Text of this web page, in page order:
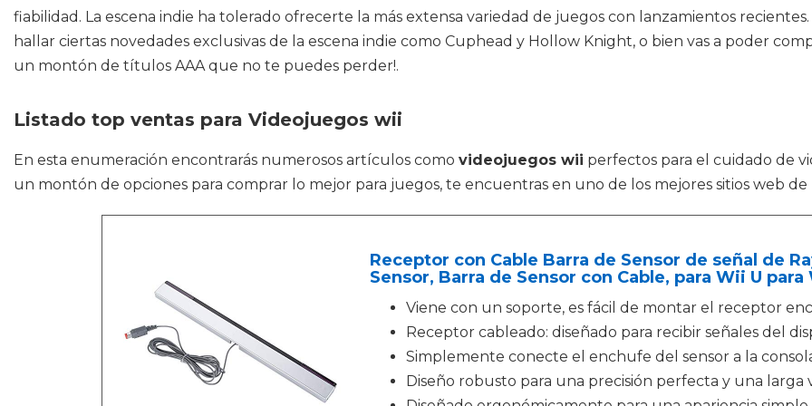
fiabilidad. La escena indie ha tolerado ofrecerte la más extensa variedad de juegos con lanzamientos
hallar ciertas novedades exclusivas de la escena indie como Cuphead y Hollow Knight, o bien vas a poder
un montón de títulos AAA que no te puedes perder!.
Listado top ventas para Videojuegos wii
En esta enumeración encontrarás numerosos artículos como videojuegos wii perfectos para el cuidado de
un montón de opciones para comprar lo mejor para juegos, te encuentras en uno de los mejores sitios web de
Receptor con Cable Barra de Sensor de señal de
Sensor, Barra de Sensor con Cable, para Wii U para
Viene con un soporte, es fácil de montar el receptor
Receptor cableado: diseñado para recibir señales del
Simplemente conecte el enchufe del sensor a la
Diseño robusto para una precisión perfecta y una larga